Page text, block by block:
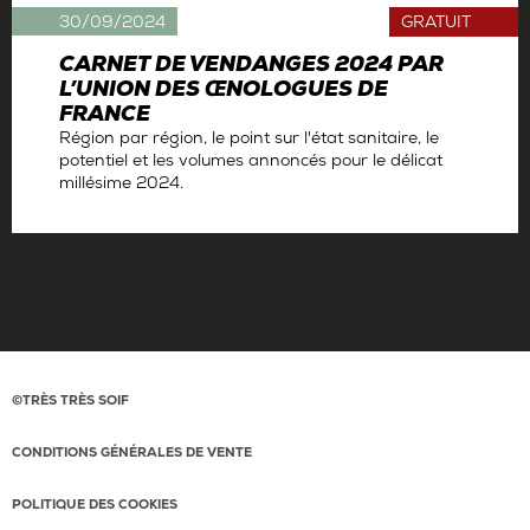
CARNET DE VENDANGES 2024 PAR
L’UNION DES ŒNOLOGUES DE
FRANCE
GRATUIT
Région par région, le point sur l'état sanitaire, le
potentiel et les volumes annoncés pour le délicat
millésime 2024.
30/09/2024
©TRÈS TRÈS SOIF
CONDITIONS GÉNÉRALES DE VENTE
POLITIQUE DES COOKIES